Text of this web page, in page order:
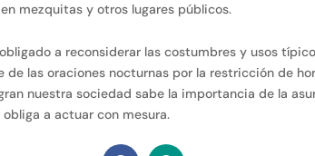
mezquitas y otros lugares públicos.
a reconsiderar las costumbres y usos
las oraciones nocturnas por la restricción de
nuestra sociedad sabe la importancia de la
a actuar con mesura.